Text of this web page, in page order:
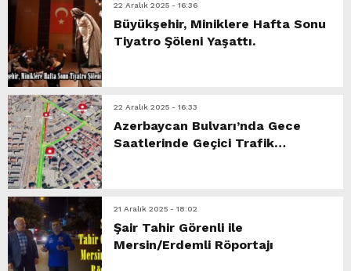
22 Aralık 2025 - 16:36
Büyükşehir, Miniklere Hafta Sonu
Tiyatro Şöleni Yaşattı.
22 Aralık 2025 - 16:33
Azerbaycan Bulvarı’nda Gece
Saatlerinde Geçici Trafik
21 Aralık 2025 - 18:02
Şair Tahir Görenli ile
Mersin/Erdemli Röportajı